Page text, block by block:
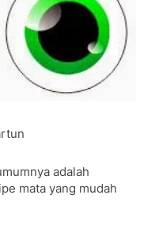
adalah
mata yang mudah